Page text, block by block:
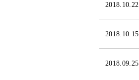
2018.10.22
2018.10.15
2018.09.25